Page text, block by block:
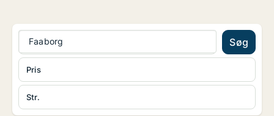
Faaborg Søg
Str.
Pris